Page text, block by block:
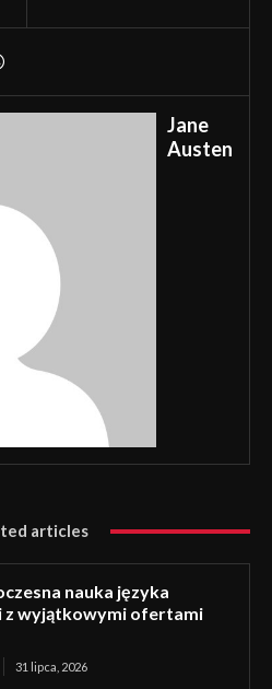
Jane
Austen
articles
nauka języka
z wyjątkowymi ofertami
31 lipca, 2026